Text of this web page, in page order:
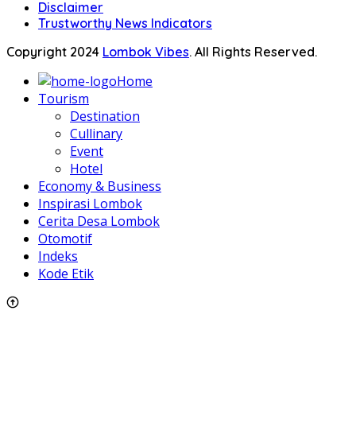
Disclaimer
Trustworthy News Indicators
Copyright 2024 Lombok Vibes. All Rights Reserved.
Home
Tourism
Destination
Cullinary
Event
Hotel
Economy & Business
Inspirasi Lombok
Cerita Desa Lombok
Otomotif
Indeks
Kode Etik